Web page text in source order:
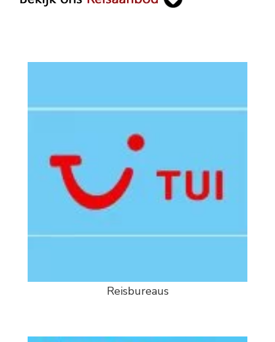
Reisbureaus